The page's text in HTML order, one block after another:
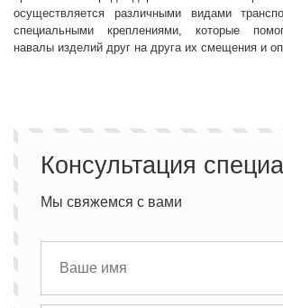
осуществляется различными видами
специальными креплениями, которые
навалы изделий друг на друга их смещения и
Консультация
Мы свяжемся с вами